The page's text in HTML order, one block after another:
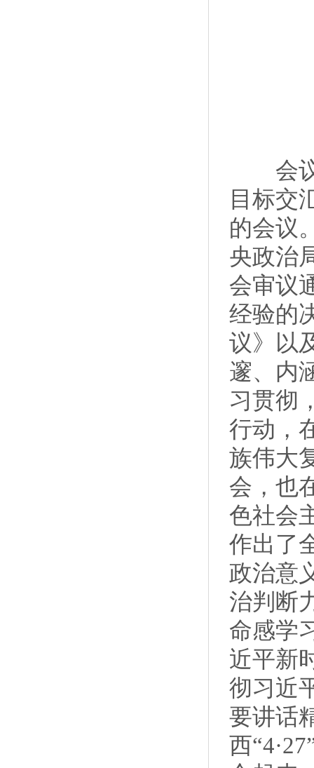
会议
目标交
的会议
央政治
会审议
经验的
议》以
邃、内
习贯彻
行动，
族伟大
会，也
色社会
作出了
政治意
治判断
命感学
近平新
彻习近
要讲话
西